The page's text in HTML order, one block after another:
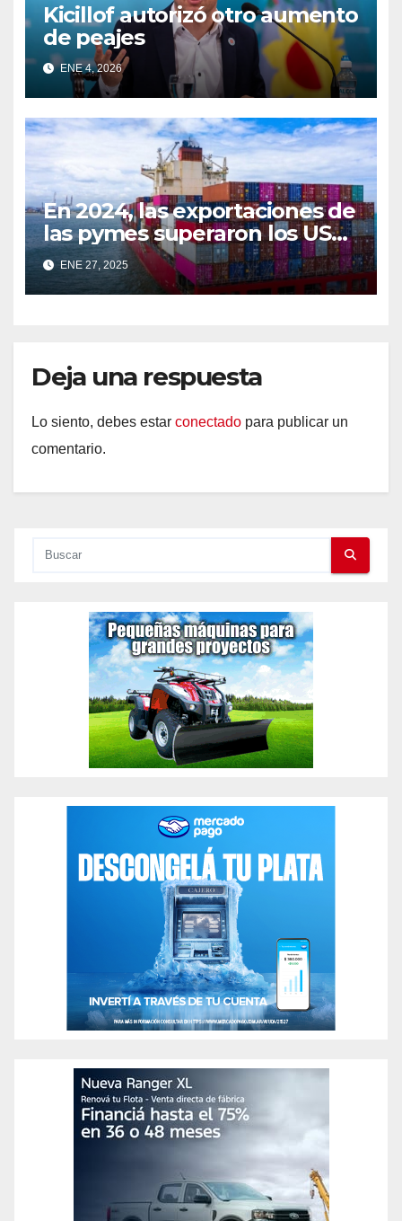
Kicillof autorizó otro aumento
de peajes
ENE 4, 2026
En 2024, las exportaciones de
las pymes superaron los USD
10.000 millones, creciendo un
17,3%.
ENE 27, 2025
Deja una respuesta
Lo siento, debes estar conectado para publicar un
comentario.